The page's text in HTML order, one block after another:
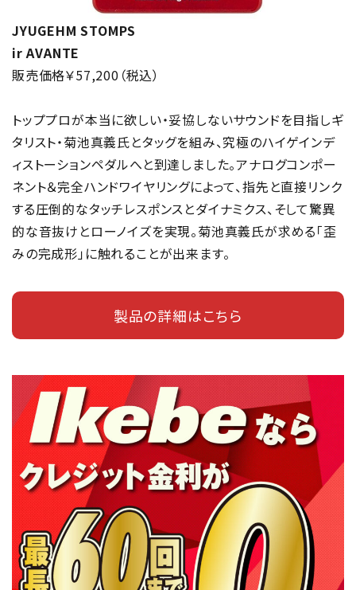
JYUGEHM STOMPS
ir AVANTE
販売価格￥57,200（税込）
トッププロが本当に欲しい・妥協しないサウンドを目指しギ
タリスト・菊池真義氏とタッグを組み、究極のハイゲインデ
ィストーションペダルへと到達しました。アナログコンポー
ネント＆完全ハンドワイヤリングによって、指先と直接リンク
する圧倒的なタッチレスポンスとダイナミクス、そして驚異
的な音抜けとローノイズを実現。菊池真義氏が求める「歪
みの完成形」に触れることが出来ます。
製品の詳細はこちら